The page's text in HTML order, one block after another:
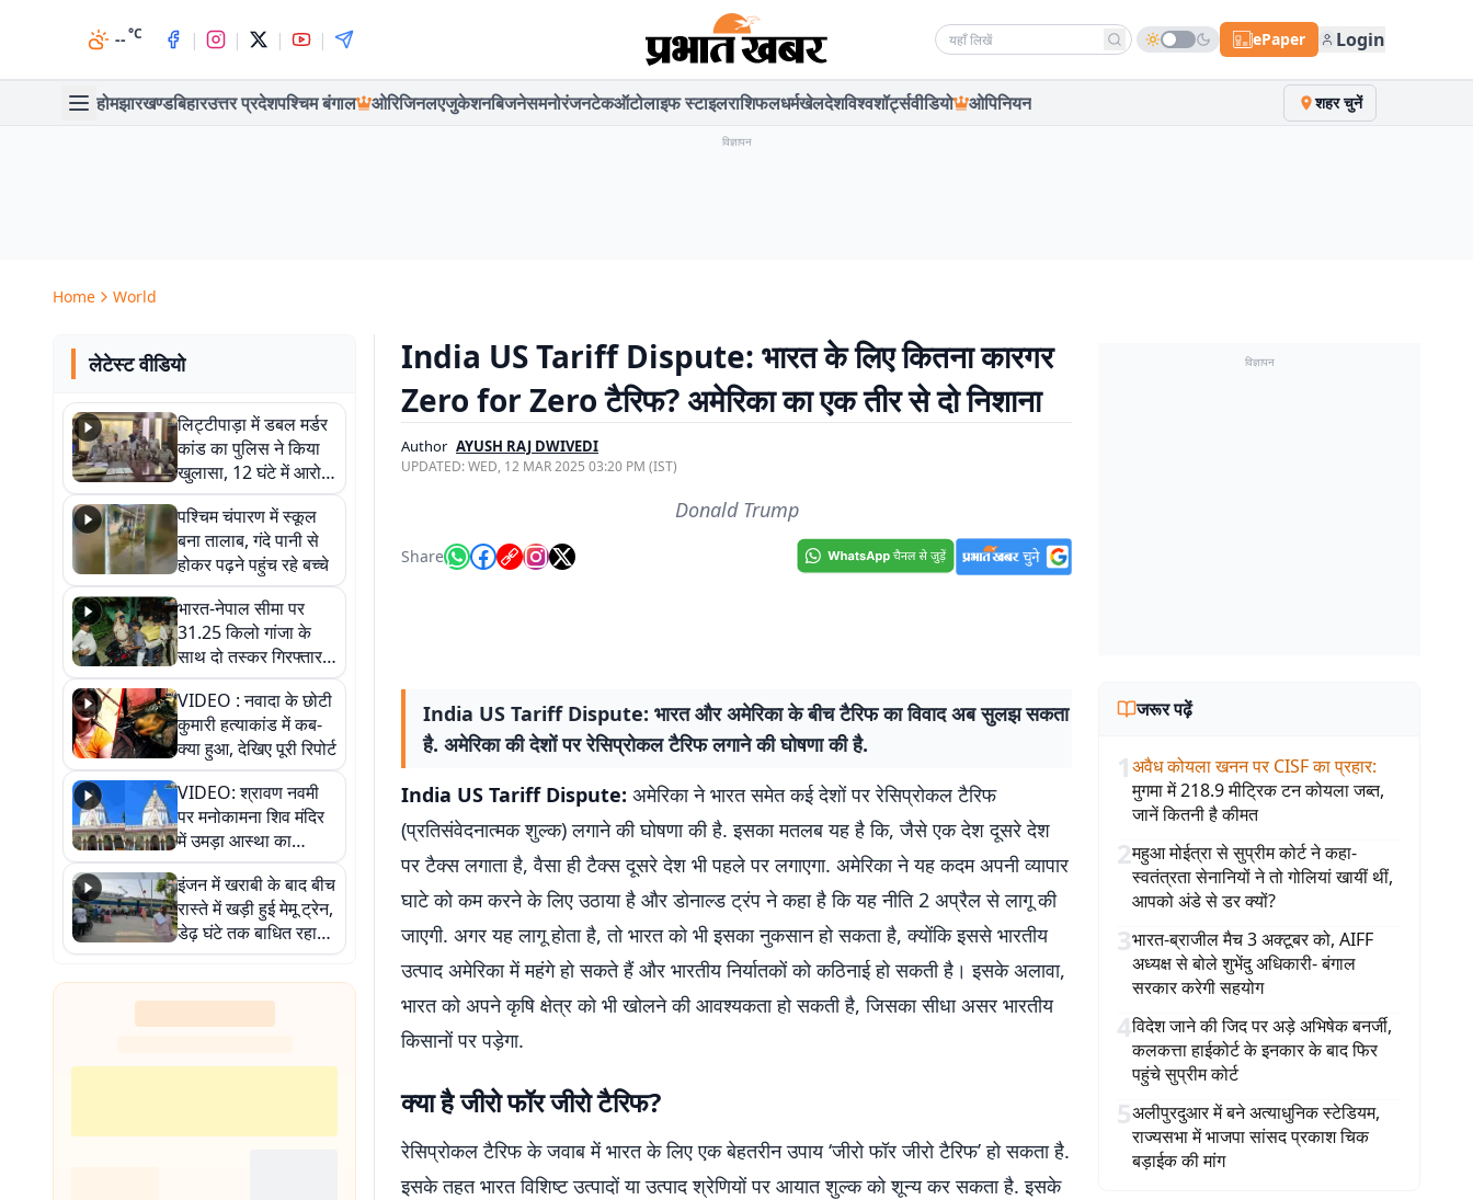
--°C | | | | Search news ePaper Login
होमझारखण्डबिहारउत्तर प्रदेशपश्चिम बंगाल ओरिजिनलएजुकेशनबिजनेसमनोरंजनटेकऑटोलाइफ स्टाइलराशिफलधर्मखेलदेशविश्वशॉर्ट्सवीडियो ओपिनियन शहर चुनें
विज्ञापन
Home World
लेटेस्ट वीडियो
लिट्टीपाड़ा में डबल मर्डर
कांड का पुलिस ने किया
खुलासा, 12 घंटे में आरोपी
गिरफ्तार
पश्चिम चंपारण में स्कूल
बना तालाब, गंदे पानी से
होकर पढ़ने पहुंच रहे बच्चे
भारत-नेपाल सीमा पर
31.25 किलो गांजा के
साथ दो तस्कर गिरफ्तार,
नेपाली नंबर की बाइक
जब्त
VIDEO : नवादा के छोटी
कुमारी हत्याकांड में कब-
क्या हुआ, देखिए पूरी रिपोर्ट
VIDEO: श्रावण नवमी
पर मनोकामना शिव मंदिर
में उमड़ा आस्था का
सैलाब, हर-हर महादेव के
जयघोष से गूंजा परिसर
इंजन में खराबी के बाद बीच
रास्ते में खड़ी हुई मेमू ट्रेन,
डेढ़ घंटे तक बाधित रहा
आवागमन
India US Tariff Dispute: भारत के लिए कितना कारगर
Zero for Zero टैरिफ? अमेरिका का एक तीर से दो निशाना
Author AYUSH RAJ DWIVEDI
UPDATED:WED, 12 MAR 2025 03:20 PM (IST)
Donald Trump
Share
India US Tariff Dispute: भारत और अमेरिका के बीच टैरिफ का विवाद अब सुलझ सकता
है. अमेरिका की देशों पर रेसिप्रोकल टैरिफ लगाने की घोषणा की है.
India US Tariff Dispute: अमेरिका ने भारत समेत कई देशों पर रेसिप्रोकल टैरिफ
(प्रतिसंवेदनात्मक शुल्क) लगाने की घोषणा की है. इसका मतलब यह है कि, जैसे एक देश दूसरे देश
पर टैक्स लगाता है, वैसा ही टैक्स दूसरे देश भी पहले पर लगाएगा. अमेरिका ने यह कदम अपनी व्यापार
घाटे को कम करने के लिए उठाया है और डोनाल्ड ट्रंप ने कहा है कि यह नीति 2 अप्रैल से लागू की
जाएगी. अगर यह लागू होता है, तो भारत को भी इसका नुकसान हो सकता है, क्योंकि इससे भारतीय
उत्पाद अमेरिका में महंगे हो सकते हैं और भारतीय निर्यातकों को कठिनाई हो सकती है। इसके अलावा,
भारत को अपने कृषि क्षेत्र को भी खोलने की आवश्यकता हो सकती है, जिसका सीधा असर भारतीय
किसानों पर पड़ेगा.
क्या है जीरो फॉर जीरो टैरिफ?
रेसिप्रोकल टैरिफ के जवाब में भारत के लिए एक बेहतरीन उपाय ‘जीरो फॉर जीरो टैरिफ’ हो सकता है.
इसके तहत भारत विशिष्ट उत्पादों या उत्पाद श्रेणियों पर आयात शुल्क को शून्य कर सकता है. इसके
विज्ञापन
जरूर पढ़ें
1अवैध कोयला खनन पर CISF का प्रहार:
मुगमा में 218.9 मीट्रिक टन कोयला जब्त,
जानें कितनी है कीमत
2महुआ मोईत्रा से सुप्रीम कोर्ट ने कहा-
स्वतंत्रता सेनानियों ने तो गोलियां खायीं थीं,
आपको अंडे से डर क्यों?
3भारत-ब्राजील मैच 3 अक्टूबर को, AIFF
अध्यक्ष से बोले शुभेंदु अधिकारी- बंगाल
सरकार करेगी सहयोग
4विदेश जाने की जिद पर अड़े अभिषेक बनर्जी,
कलकत्ता हाईकोर्ट के इनकार के बाद फिर
पहुंचे सुप्रीम कोर्ट
5अलीपुरदुआर में बने अत्याधुनिक स्टेडियम,
राज्यसभा में भाजपा सांसद प्रकाश चिक
बड़ाईक की मांग